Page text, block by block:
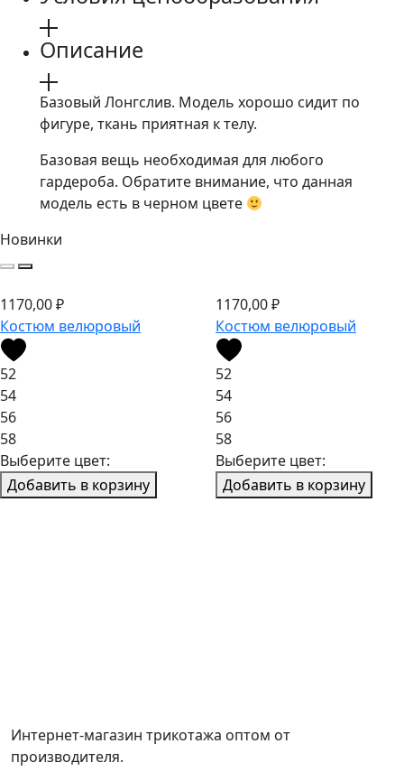
Описание
Базовый Лонгслив. Модель хорошо сидит по
фигуре, ткань приятная к телу.
Базовая вещь необходимая для любого
гардероба. Обратите внимание, что данная
модель есть в черном цвете
Новинки
1170,00₽
Костюм велюровый
52
54
56
58
Выберите цвет:
Добавить в корзину
1170,00₽
Костюм велюровый
52
54
56
58
Выберите цвет:
Добавить в корзину
Интернет-магазин трикотажа оптом от
производителя.